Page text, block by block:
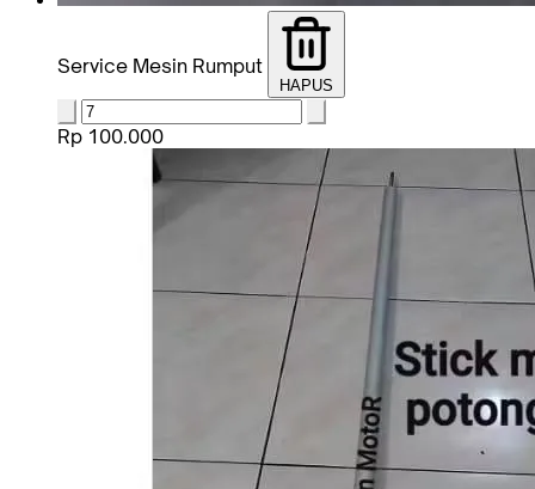
Service Mesin Rumput
HAPUS
Rp 100.000